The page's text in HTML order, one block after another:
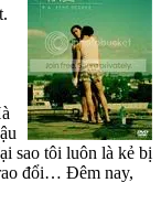
sao tôi luôn là kẻ bị
đổi… Đêm nay,